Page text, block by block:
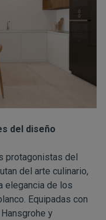
del diseño
protagonistas del
del arte culinario,
elegancia de los
Equipadas con
y